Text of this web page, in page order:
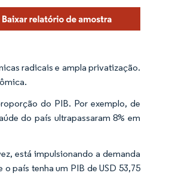
radicais e ampla privatização.
do PIB. Por exemplo, de
do país ultrapassaram 8% em
está impulsionando a demanda
país tenha um PIB de USD 53,75